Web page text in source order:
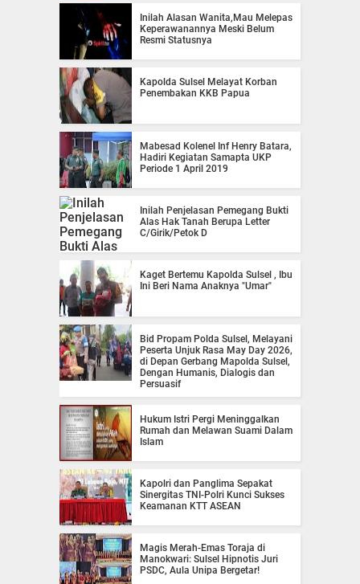
Inilah Alasan Wanita,Mau Melepas
Keperawanannya Meski Belum
Resmi Statusnya
Kapolda Sulsel Melayat Korban
Penembakan KKB Papua
Mabesad Kolenel Inf Henry Batara,
Hadiri Kegiatan Samapta UKP
Periode 1 April 2019
Inilah Penjelasan Pemegang Bukti
Alas Hak Tanah Berupa Letter
C/Girik/Petok D
Kaget Bertemu Kapolda Sulsel , Ibu
Ini Beri Nama Anaknya "Umar"
Bid Propam Polda Sulsel, Melayani
Peserta Unjuk Rasa May Day 2026,
di Depan Gerbang Mapolda Sulsel,
Dengan Humanis, Dialogis dan
Persuasif
Hukum Istri Pergi Meninggalkan
Rumah dan Melawan Suami Dalam
Islam
Kapolri dan Panglima Sepakat
Sinergitas TNI-Polri Kunci Sukses
Keamanan KTT ASEAN
Magis Merah-Emas Toraja di
Manokwari: Sulsel Hipnotis Juri
PSDC, Aula Unipa Bergetar!